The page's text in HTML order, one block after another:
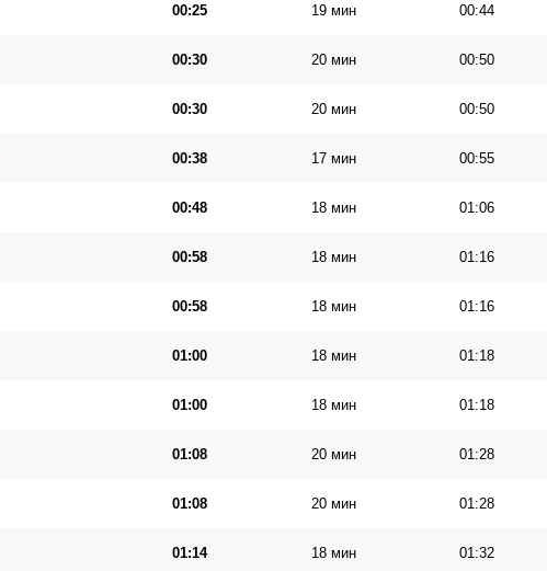
00:25 19 мин 00:44
00:30 20 мин 00:50
00:30 20 мин 00:50
00:38 17 мин 00:55
00:48 18 мин 01:06
00:58 18 мин 01:16
00:58 18 мин 01:16
01:00 18 мин 01:18
01:00 18 мин 01:18
01:08 20 мин 01:28
01:08 20 мин 01:28
01:14 18 мин 01:32